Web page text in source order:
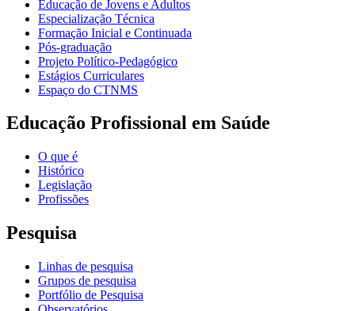
Educação de Jovens e Adultos
Especialização Técnica
Formação Inicial e Continuada
Pós-graduação
Projeto Político-Pedagógico
Estágios Curriculares
Espaço do CTNMS
Educação Profissional em Saúde
O que é
Histórico
Legislação
Profissões
Pesquisa
Linhas de pesquisa
Grupos de pesquisa
Portfólio de Pesquisa